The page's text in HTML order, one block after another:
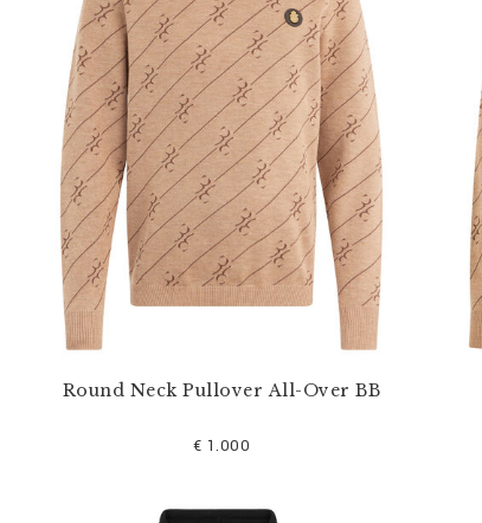
Round Neck Pullover All-Over BB
€ 1.000